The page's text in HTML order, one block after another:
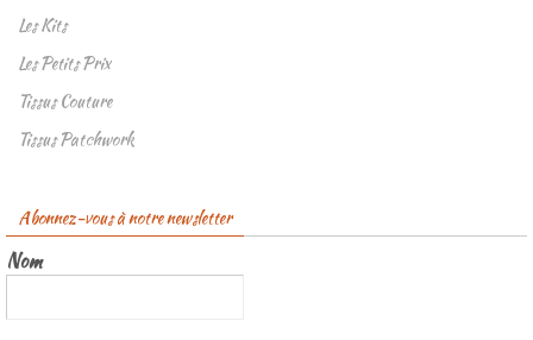
Les Kits
Les Petits Prix
Tissus Couture
Tissus Patchwork
Abonnez-vous à notre newsletter
Nom